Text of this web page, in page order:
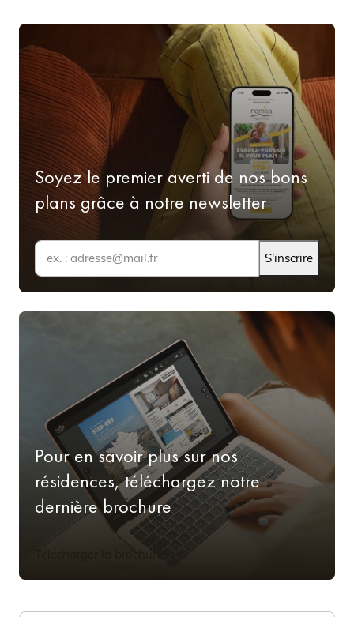
Soyez le premier averti de nos bons
plans grâce à notre newsletter
S'inscrire
Pour en savoir plus sur nos
résidences, téléchargez notre
dernière brochure